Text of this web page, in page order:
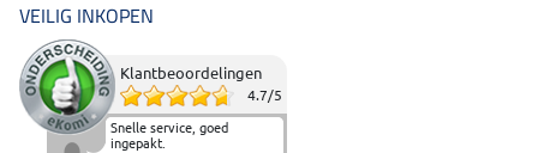
VEILIG INKOPEN
Klantbeoordelingen
4.7/5
Snelle service, goed
ingepakt.